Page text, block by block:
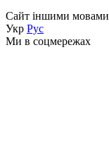
Сайт іншими мовами
Укр Рус
Ми в соцмережах